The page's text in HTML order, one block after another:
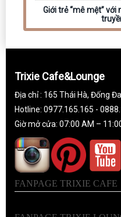
Giới trẻ “mê mệt”
Trixie Cafe&Lounge
Địa chỉ : 165 Thái Hà, Đống
Hotline: 0977.165.165 -
Giờ mở cửa: 07:00 AM –
FANPAGE TRIXIE CAFE